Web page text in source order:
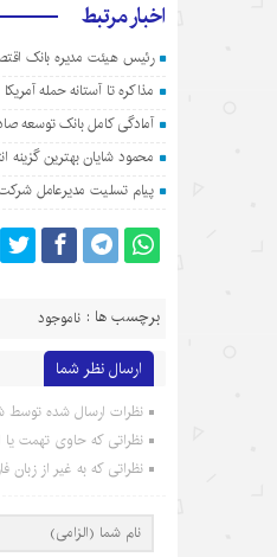
اخبار مرتبط
رئیس هیئت مدیره بانک
مذاکره تا آستانه حمله
آمادگی کامل بانک توسعه
محمود شایان بهترین
پیام تسلیت مدیرعامل
برچسب ها : ناموجود
ارسال نظر شما
نظرات ارسال شده توسط
نظراتی که حاوی تهمت یا
نظراتی که به غیر از